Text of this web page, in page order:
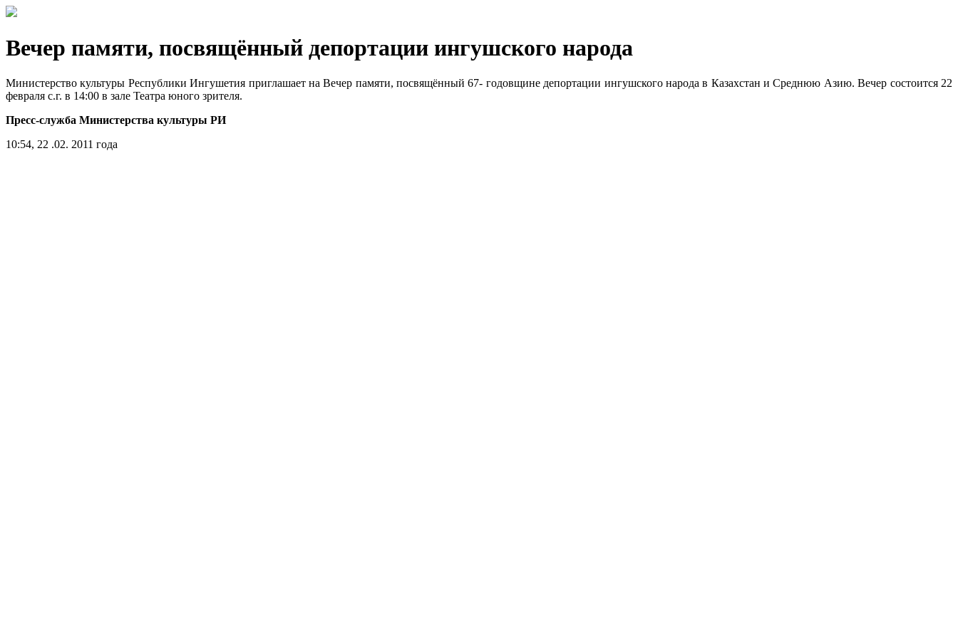
Вечер памяти, посвящённый депортации ингушского народа
Министерство культуры Республики Ингушетия приглашает на Вечер памяти, посвящённый 67- годовщине депортации ингушского народа в Казахстан и Среднюю Азию. Вечер состоится 22
февраля с.г. в 14:00 в зале Театра юного зрителя.
Пресс-служба Министерства культуры РИ
10:54, 22 .02. 2011 года